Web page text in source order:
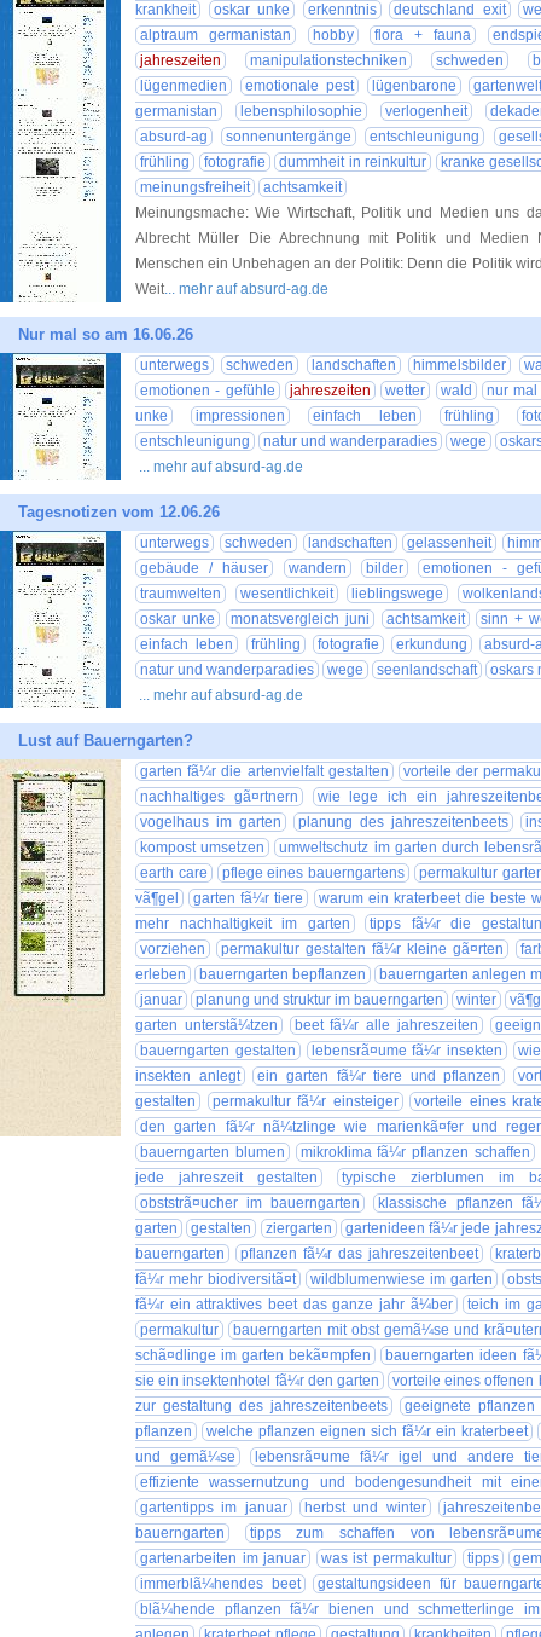
krankheit
oskar unke erkenntnis deutschland exit
alptraum germanistan
hobby flora + fauna
jahreszeiten
manipulationstechniken schweden
lügenmedien
emotionale pest lügenbarone
germanistan
lebensphilosophie verlogenheit
absurd-ag
sonnenuntergänge entschleunigung
frühling
fotografie dummheit in reinkultur
kranke
meinungsfreiheit
achtsamkeit
Meinungsmache: Wie Wirtschaft, Politik und Medien uns
Albrecht Müller Die Abrechnung mit Politik und Medien
Menschen ein Unbehagen an der Politik: Denn die Politik
Weit... mehr auf absurd-ag.de
Nur mal so am 16.06.26
unterwegs schweden landschaften himmelsbilder
emotionen - gefühle
jahreszeiten wetter wald
nur mal
unke
impressionen einfach leben frühling
entschleunigung
natur und wanderparadies wege
... mehr auf absurd-ag.de
Tagesnotizen vom 12.06.26
unterwegs schweden landschaften gelassenheit
gebäude / häuser
wandern bilder
emotionen -
traumwelten
wesentlichkeit lieblingswege
oskar unke
monatsvergleich juni achtsamkeit
sinn +
einfach leben
frühling fotografie erkundung
absurd-
natur und wanderparadies
wege seenlandschaft
oskars
... mehr auf absurd-ag.de
Lust auf Bauerngarten?
garten fã¼r die artenvielfalt gestalten
vorteile der
nachhaltiges gã¤rtnern
wie lege ich ein
vogelhaus im garten
planung des jahreszeitenbeets
kompost umsetzen
umweltschutz im garten durch
earth care
pflege eines bauerngartens
permakultur
vã¶gel
garten fã¼r tiere
warum ein kraterbeet die beste
mehr nachhaltigkeit im garten
tipps fã¼r die
vorziehen
permakultur gestalten fã¼r kleine gã¤rten
erleben
bauerngarten bepflanzen
bauerngarten anlegen
januar
planung und struktur im bauerngarten winter
garten unterstã¼tzen
beet fã¼r alle jahreszeiten
bauerngarten gestalten
lebensrã¤ume fã¼r insekten
insekten anlegt
ein garten fã¼r tiere und pflanzen
gestalten
permakultur fã¼r einsteiger
vorteile eines
den garten fã¼r nã¼tzlinge wie marienkã¤fer und
bauerngarten blumen
mikroklima fã¼r pflanzen schaffen
jede jahreszeit gestalten
typische zierblumen im
obststrã¤ucher im bauerngarten
klassische pflanzen
garten
gestalten ziergarten
gartenideen fã¼r jede
bauerngarten
pflanzen fã¼r das jahreszeitenbeet
fã¼r mehr biodiversitã¤t
wildblumenwiese im garten
fã¼r ein attraktives beet das ganze jahr ã¼ber
teich im
permakultur
bauerngarten mit obst gemã¼se und
schã¤dlinge im garten bekã¤mpfen
bauerngarten ideen
sie ein insektenhotel fã¼r den garten
vorteile eines offenen
zur gestaltung des jahreszeitenbeets
geeignete
pflanzen
welche pflanzen eignen sich fã¼r ein kraterbeet
und gemã¼se
lebensrã¤ume fã¼r igel und andere
effiziente wassernutzung und bodengesundheit mit
gartentipps im januar
herbst und winter
bauerngarten
tipps zum schaffen von
gartenarbeiten im januar
was ist permakultur tipps
immerblã¼hendes beet
gestaltungsideen für
blã¼hende pflanzen fã¼r bienen und schmetterlinge